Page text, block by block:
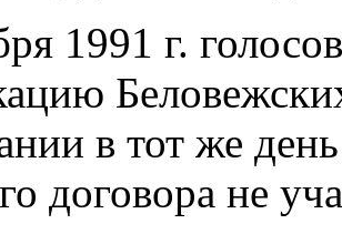
1991 г.
в тот же
договора не